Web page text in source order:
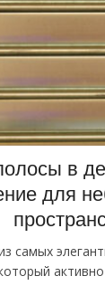
в
для
самых
активно